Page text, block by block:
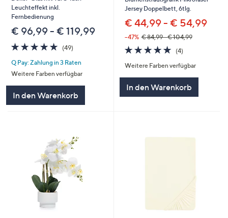
Leuchteffekt inkl.
Fernbedienung
€ 96,99 - € 119,99
4.8
von
5
(49)
Q Pay: Zahlung in 3 Raten
Weitere Farben verfügbar
In den Warenkorb
Jersey Doppelbett, 6tlg.
€ 44,99 - € 54,99
--47% € 84,99 - € 104,99
4.8
von
5
(4)
Weitere Farben verfügbar
In den Warenkorb